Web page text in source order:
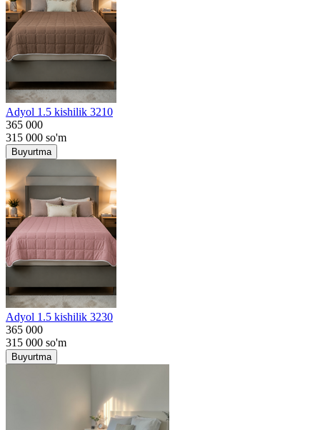
Adyol 1.5 kishilik 3210
365 000
315 000 so'm
Buyurtma
Adyol 1.5 kishilik 3230
365 000
315 000 so'm
Buyurtma